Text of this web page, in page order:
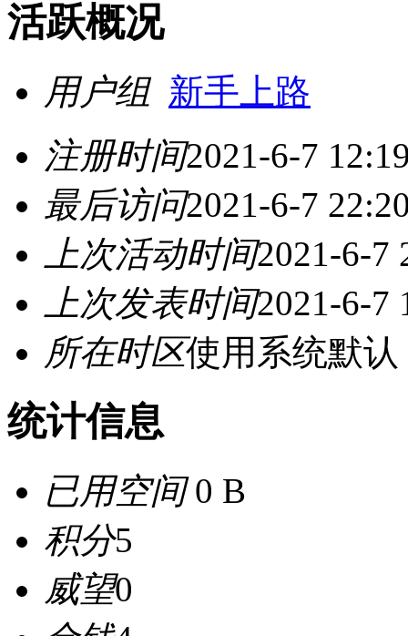
活跃概况
用户组 新手上路
注册时间2021-6-7
最后访问2021-6-7
上次活动时间2021-6-7
上次发表时间2021-6-7
所在时区使用系统默认
统计信息
已用空间0 B
积分5
威望0